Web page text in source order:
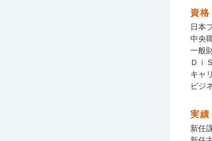
資格
日本
中央
一般
Ｄｉ
キャ
ビジ
実績
新任